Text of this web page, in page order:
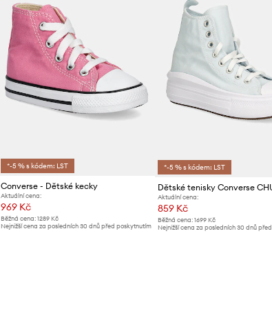
*-5 % s kódem: LST
Converse - Dětské kecky
Aktuální cena:
969 Kč
Běžná cena: 1289 Kč
Nejnižší cena za posledních 30 dnů před poskytnutím
*-5 % s kódem: LST
Aktuální cena:
859 Kč
Běžná cena: 1699 Kč
Nejnižší cena za posledních 30 dnů